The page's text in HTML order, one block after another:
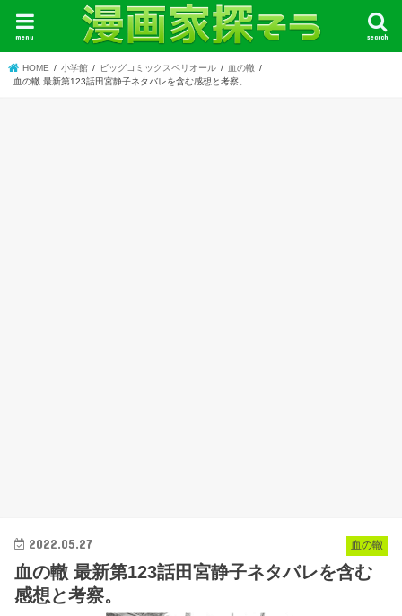
search
menu
HOME 小学館 ビッグコミックスペリオール
血の轍
血の轍 最新第123話田宮静子ネタバレを含む感想と考察。
血の轍
2022.05.27
血の轍 最新第123話田宮静子ネタバレを含む
感想と考察。